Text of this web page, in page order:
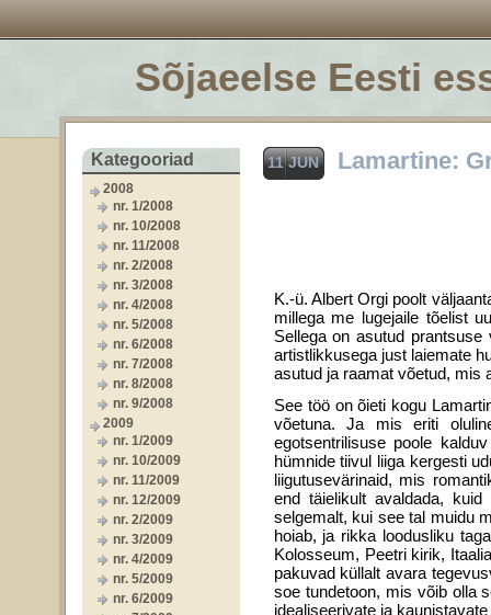
Sõjaeelse Eesti
Kategooriad
2008
nr. 1/2008
nr. 10/2008
nr. 11/2008
nr. 2/2008
nr. 3/2008
nr. 4/2008
nr. 5/2008
nr. 6/2008
nr. 7/2008
nr. 8/2008
nr. 9/2008
2009
nr. 1/2009
nr. 10/2009
nr. 11/2009
nr. 12/2009
nr. 2/2009
nr. 3/2009
nr. 4/2009
nr. 5/2009
nr. 6/2009
11 JUN Lamartine:
K.-ü. Albert Orgi poolt
millega me lugejaile tõelist
Sellega on asutud
artistlikkusega just laiemate
asutud ja raamat võetud, mis
See töö on õieti kogu
võetuna. Ja mis eriti
egotsentrilisuse poole
hümnide tiivul liiga kergesti
liigutusevärinaid, mis
end täielikult avaldada,
selgemalt, kui see tal muidu
hoiab, ja rikka loodusliku
Kolosseum, Peetri kirik,
pakuvad küllalt avara
soe tundetoon, mis võib olla
idealiseerivate ja